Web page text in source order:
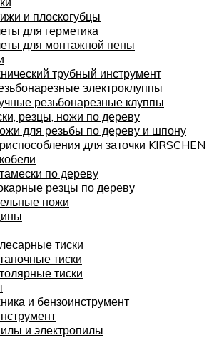
и плоскогубцы
для герметика
для монтажной пены
трубный инструмент
электроклуппы
резьбонарезные клуппы
резцы, ножи по дереву
для резьбы по дереву и шпону
для заточки KIRSCHEN
по дереву
резцы по дереву
ножи
тиски
тиски
тиски
и бензоинструмент
и электропилы